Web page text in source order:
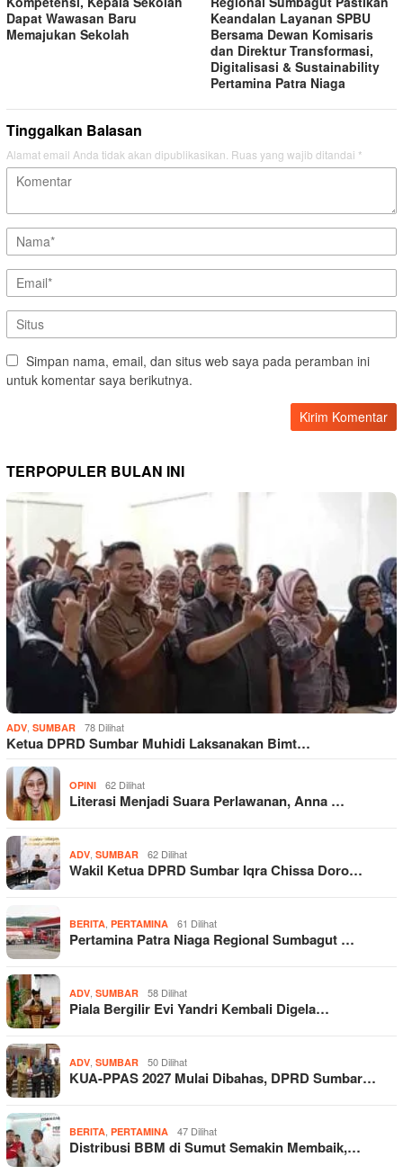
Dapat Wawasan Baru
Memajukan Sekolah
Keandalan Layanan SPBU
Bersama Dewan Komisaris
dan Direktur Transformasi,
Digitalisasi & Sustainability
Pertamina Patra Niaga
Tinggalkan Balasan
Alamat email Anda tidak akan dipublikasikan. Ruas yang wajib ditandai *
Simpan nama, email, dan situs web saya pada peramban ini
untuk komentar saya berikutnya.
TERPOPULER BULAN INI
ADV, SUMBAR 78 Dilihat
Ketua DPRD Sumbar Muhidi Laksanakan Bimt…
OPINI 62 Dilihat
Literasi Menjadi Suara Perlawanan, Anna …
ADV, SUMBAR 62 Dilihat
Wakil Ketua DPRD Sumbar Iqra Chissa Doro…
BERITA, PERTAMINA 61 Dilihat
Pertamina Patra Niaga Regional Sumbagut …
ADV, SUMBAR 58 Dilihat
Piala Bergilir Evi Yandri Kembali Digela…
ADV, SUMBAR 50 Dilihat
KUA-PPAS 2027 Mulai Dibahas, DPRD Sumbar…
BERITA, PERTAMINA 47 Dilihat
Distribusi BBM di Sumut Semakin Membaik,…